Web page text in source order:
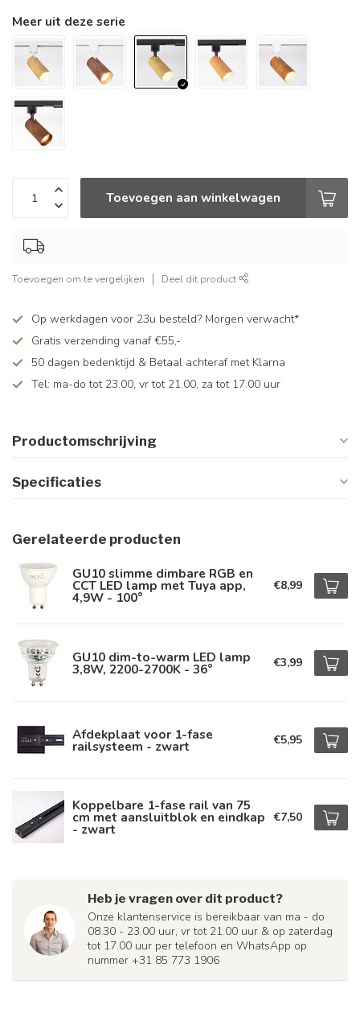
Meer uit deze serie
Toevoegen aan winkelwagen
Toevoegen om te vergelijken Deel dit product
Op werkdagen voor 23u besteld? Morgen verwacht*
Gratis verzending vanaf €55,-
50 dagen bedenktijd & Betaal achteraf met Klarna
Tel: ma-do tot 23.00, vr tot 21.00, za tot 17.00 uur
Productomschrijving
Specificaties
Gerelateerde producten
GU10 slimme dimbare RGB en
CCT LED lamp met Tuya app,
4,9W - 100°
€8,99
GU10 dim-to-warm LED lamp
3,8W, 2200-2700K - 36° €3,99
Afdekplaat voor 1-fase
railsysteem - zwart €5,95
Koppelbare 1-fase rail van 75
cm met aansluitblok en eindkap
- zwart
€7,50
Heb je vragen over dit product?
Onze klantenservice is bereikbaar van ma - do
08.30 - 23.00 uur, vr tot 21.00 uur & op zaterdag
tot 17.00 uur per telefoon en WhatsApp op
nummer +31 85 773 1906